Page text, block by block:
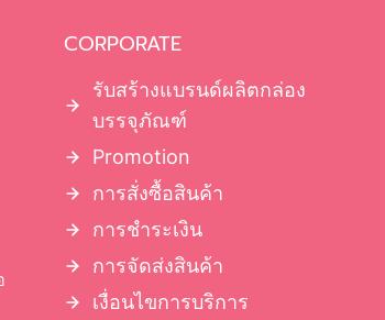
CORPORATE
รับสร้างแบรนด์ผลิตกล่อง
บรรจุภัณฑ์
Promotion
การสั่งซื้อสินค้า
การชำระเงิน
การจัดส่งสินค้า
เงื่อนไขการบริการ